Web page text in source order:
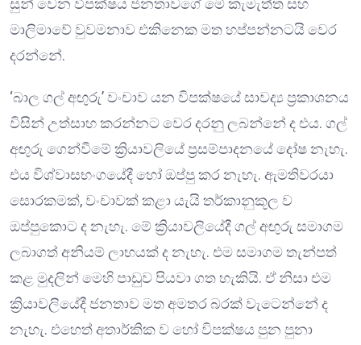
සුන් වෙන විපක්ෂය ජනතාවගේ මේ කැමැත්ත සහ
මාලිමාවේ වුවමනාව එකිනෙක මත හප්පන්නටයි වෙර
දරන්නේ.
‘බාල ගල් අඟුරු’ වංචාව යන විපක්ෂයේ සාවද්‍ය ප්‍රකාශනය
විසින් උත්සාහ කරන්නට වෙර දරනු ලබන්නේ ද එය. ගල්
අඟුරු ගෙන්වීමේ ක්‍රියාවලියේ ප්‍රසම්පාදනයේ දෝෂ නැහැ.
එය විශ්වාසභංගයේදී හෝ ඔප්පු කර නැහැ. ඇමතිවරයා
සොරකමක්, වංචාවක් කළා යැයි තර්කානුකූල ව
ඔප්පුකොට ද නැහැ. මේ ක්‍රියාවලියේදී ගල් අඟුරු සමාගම
ලබාගත් අනියම් ලාභයක් ද නැහැ. එම සමාගම තැන්පත්
කළ මුදලින් මෙහි පාඩුව පියවා ගත හැකියි. ඒ නිසා එම
ක්‍රියාවලියේදී ජනතාව මත අමතර බරක් වැටෙන්නේ ද
නැහැ. එහෙත් අතාර්කික ව හෝ විපක්ෂය පුන පුනා